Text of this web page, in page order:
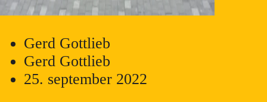
Gerd Gottlieb
Gerd Gottlieb
25. september 2022